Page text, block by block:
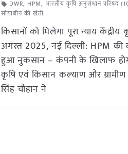
DWR, HPM, भारतीय कृषि अनुसंधान परिषद
सोयाबीन की खेती
किसानों को मिलेगा पूरा न्याय केंद्रीय
अगस्त 2025, नई दिल्ली: HPM
हुआ नुकसान – कंपनी के खिलाफ
कृषि एवं किसान कल्याण और ग्रामीण
सिंह चौहान ने